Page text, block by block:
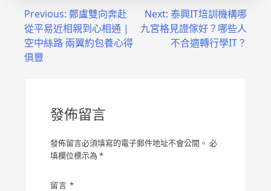
Previous: 鄭盧雙向奔赴
從平易近相親到心相通 |
空中絲路 兩翼約包養心得
俱豐
Next: 泰興IT培訓機構哪
九宮格見證傢好？哪些人
不合適轉行學IT？
發佈留言
發佈留言必須填寫的電子郵件地址不會公開。 必
填欄位標示為 *
留言 *